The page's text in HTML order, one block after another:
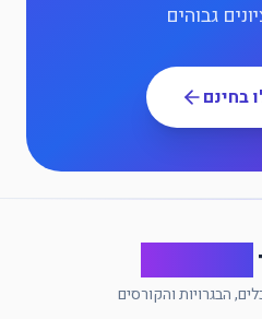
גבוהים
בחינם
הבגרויות והקורסים